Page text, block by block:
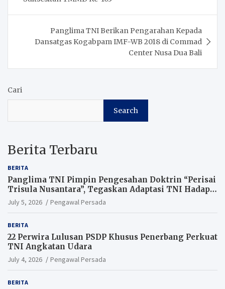
Panglima TNI Berikan Pengarahan Kepada
Dansatgas Kogabpam IMF-WB 2018 di Commad
Center Nusa Dua Bali
Cari
Search
Berita Terbaru
BERITA
Panglima TNI Pimpin Pengesahan Doktrin “Perisai
Trisula Nusantara”, Tegaskan Adaptasi TNI Hadapi
Perang Modern
July 5, 2026 Pengawal Persada
BERITA
22 Perwira Lulusan PSDP Khusus Penerbang Perkuat
TNI Angkatan Udara
July 4, 2026 Pengawal Persada
BERITA